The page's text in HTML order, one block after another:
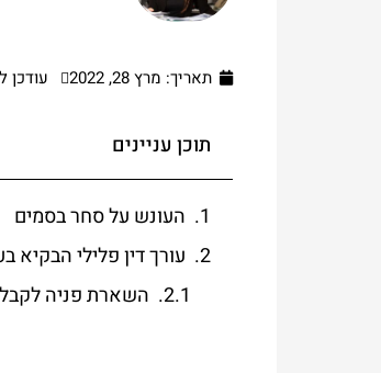
תאריך: מרץ 28, 2022 עודכן
תוכן עניינים
העונש על סחר בסמים
עורך דין פלילי
השארת פניה